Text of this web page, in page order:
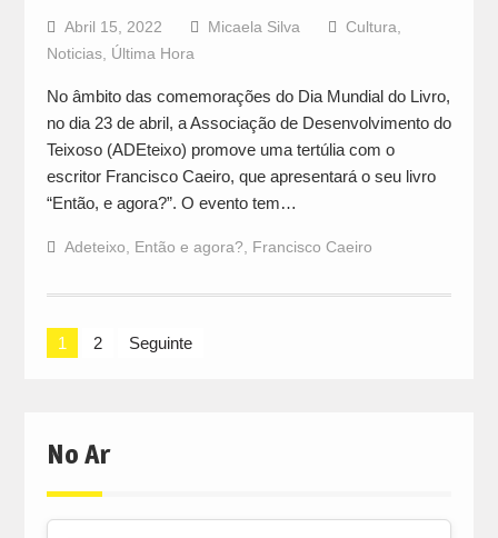
Abril 15, 2022 Micaela Silva Cultura
Noticias, Última Hora
No âmbito das comemorações do Dia Mundial do Livro,
no dia 23 de abril, a Associação de Desenvolvimento do
Teixoso (ADEteixo) promove uma tertúlia com o
escritor Francisco Caeiro, que apresentará o seu livro
“Então, e agora?”. O evento tem…
Adeteixo Então e agora? Francisco Caeiro
Navegação
1 2 Seguinte
No Ar